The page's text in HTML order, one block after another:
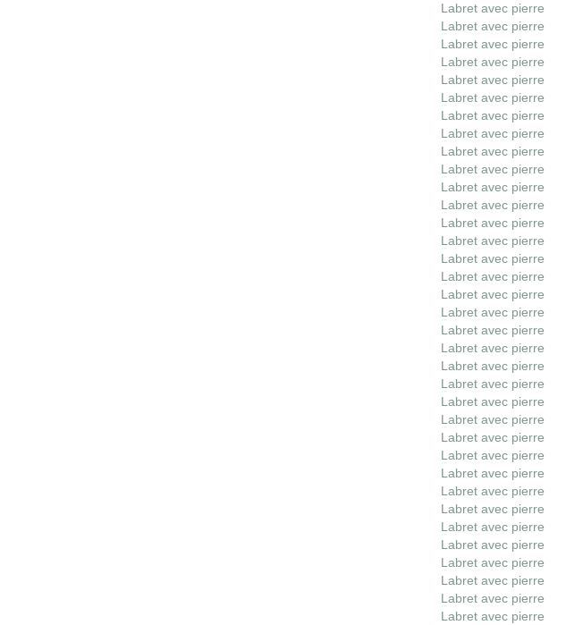
Labret avec pierre
Labret avec pierre
Labret avec pierre
Labret avec pierre
Labret avec pierre
Labret avec pierre
Labret avec pierre
Labret avec pierre
Labret avec pierre
Labret avec pierre
Labret avec pierre
Labret avec pierre
Labret avec pierre
Labret avec pierre
Labret avec pierre
Labret avec pierre
Labret avec pierre
Labret avec pierre
Labret avec pierre
Labret avec pierre
Labret avec pierre
Labret avec pierre
Labret avec pierre
Labret avec pierre
Labret avec pierre
Labret avec pierre
Labret avec pierre
Labret avec pierre
Labret avec pierre
Labret avec pierre
Labret avec pierre
Labret avec pierre
Labret avec pierre
Labret avec pierre
Labret avec pierre